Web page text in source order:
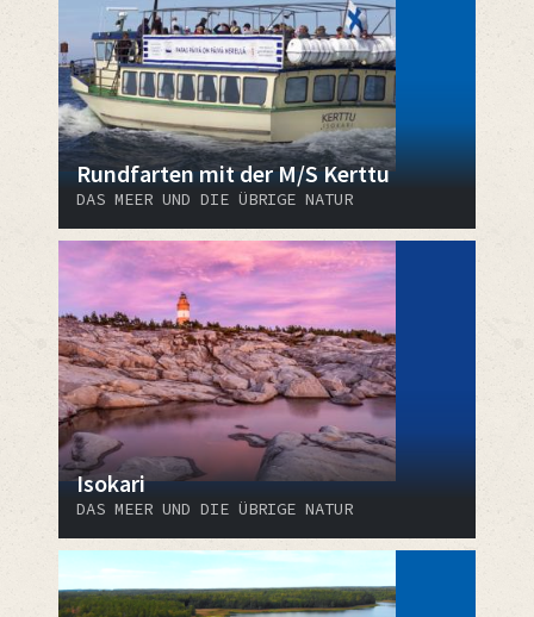
Rundfarten mit der M/S Kerttu
DAS MEER UND DIE ÜBRIGE NATUR
Isokari
DAS MEER UND DIE ÜBRIGE NATUR